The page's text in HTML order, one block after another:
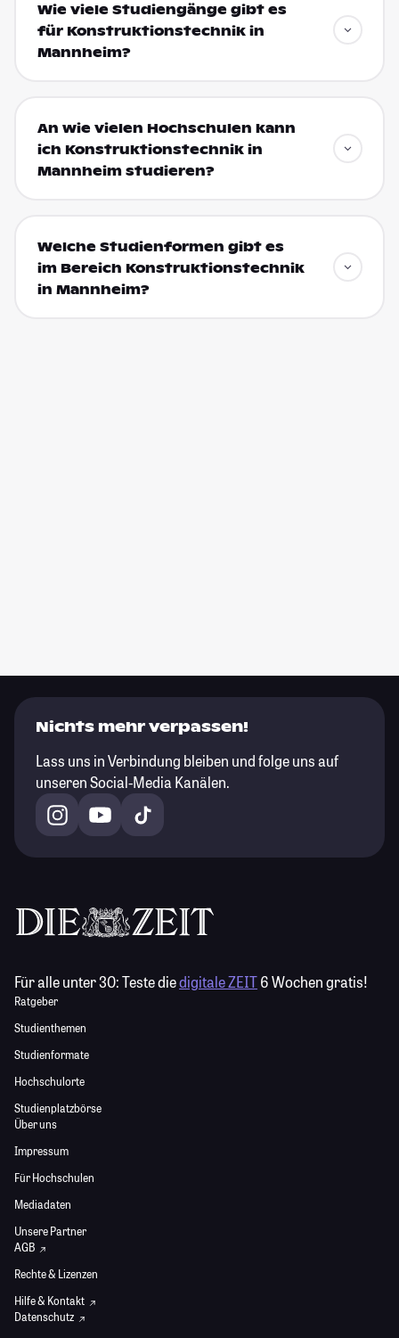
Wie viele Studiengänge gibt es
für Konstruktionstechnik in
Mannheim?
An wie vielen Hochschulen kann
ich Konstruktionstechnik in
Mannheim studieren?
Welche Studienformen gibt es
im Bereich Konstruktionstechnik
in Mannheim?
Nichts mehr verpassen!
Lass uns in Verbindung bleiben und folge uns auf
unseren Social-Media Kanälen.
Für alle unter 30:Teste diedigitale ZEIT6 Wochen gratis!
Ratgeber
Studienthemen
Studienformate
Hochschulorte
Studienplatzbörse
Über uns
Impressum
Für Hochschulen
Mediadaten
Unsere Partner
AGB
Rechte & Lizenzen
Hilfe & Kontakt
Datenschutz